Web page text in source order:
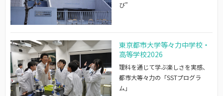
び”
東京都市大学等々力中学校・
高等学校2026
理科を通じて学ぶ楽しさを実感、
都市大等々力の「SSTプログラ
ム」